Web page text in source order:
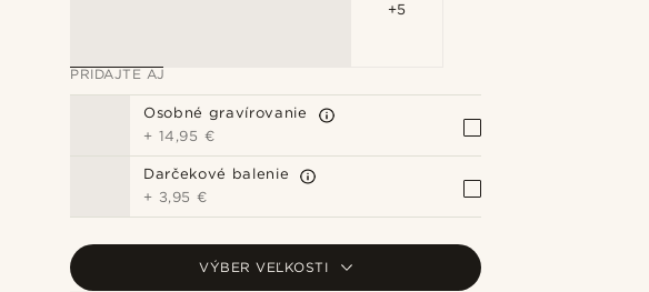
+5
PRIDAJTE AJ
Osobné gravírovanie
+ 14,95 €
Darčekové balenie
+ 3,95 €
VÝBER VEĽKOSTI